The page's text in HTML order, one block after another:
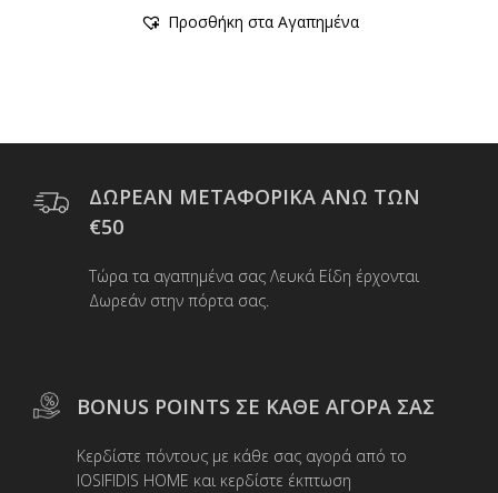
€12,00.
είναι:
το
Οι
μπορούν
σελίδα
του
Προσθήκη στα Αγαπημένα
ΔΩΡΕΑΝ ΜΕΤΑΦΟΡΙΚΑ ΑΝΩ ΤΩΝ
€50
Τώρα τα αγαπημένα σας Λευκά Είδη έρχονται
Δωρεάν στην πόρτα σας.
BONUS POINTS ΣΕ ΚΑΘΕ ΑΓΟΡΑ ΣΑΣ
Κερδίστε πόντους με κάθε σας αγορά από το
IOSIFIDIS HOME και κερδίστε έκπτωση